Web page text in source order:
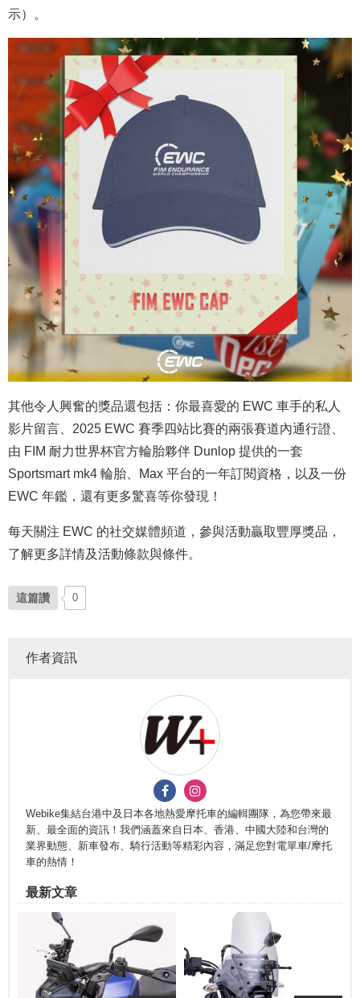
示）。
其他令人興奮的獎品還包括：你最喜愛的 EWC 車手的私人
影片留言、2025 EWC 賽季四站比賽的兩張賽道內通行證、
由 FIM 耐力世界杯官方輪胎夥伴 Dunlop 提供的一套
Sportsmart mk4 輪胎、Max 平台的一年訂閱資格，以及一份
EWC 年鑑，還有更多驚喜等你發現！
每天關注 EWC 的社交媒體頻道，參與活動贏取豐厚獎品，
了解更多詳情及活動條款與條件。
這篇讚 0
作者資訊
Webike集結台港中及日本各地熱愛摩托車的編輯團隊，為您帶來最
新、最全面的資訊！我們涵蓋來自日本、香港、中國大陸和台灣的
業界動態、新車發布、騎行活動等精彩內容，滿足您對電單車/摩托
車的熱情！
最新文章